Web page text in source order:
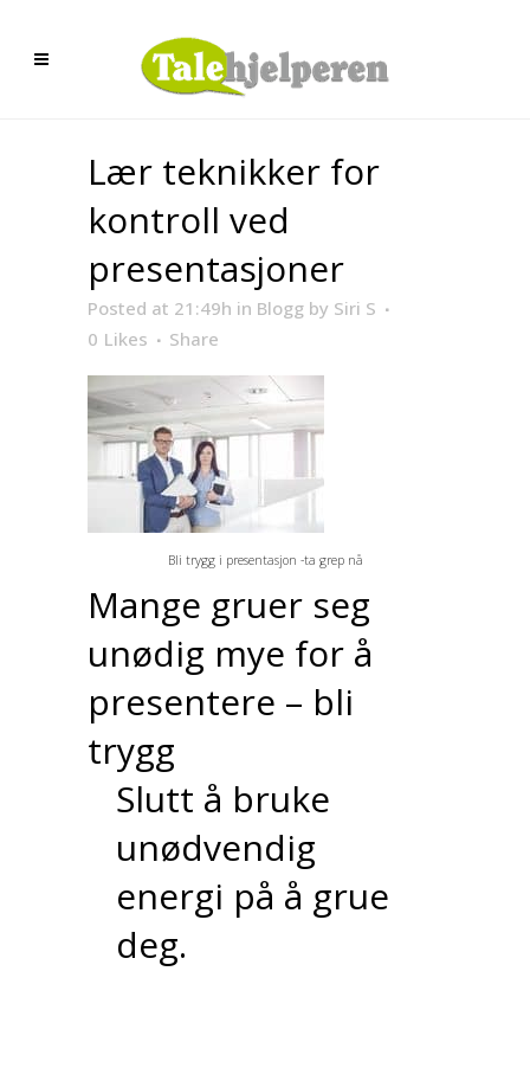
Lær teknikker for
kontroll ved
presentasjoner
Posted at 21:49h in Blogg by Siri S
0 Likes Share
Bli trygg i presentasjon -ta grep nå
Mange gruer seg
unødig mye for å
presentere – bli
trygg
Slutt å bruke
unødvendig
energi på å grue
deg.